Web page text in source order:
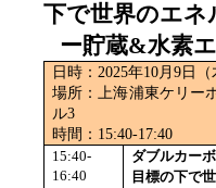
下で世界のエ
ー貯蔵&水素
日時：2025年10月9 日（
場所：上海浦東ケリー
ル3
時間： 15:40-17:40
15:40-
16:40
ダブルカー
目標の下で